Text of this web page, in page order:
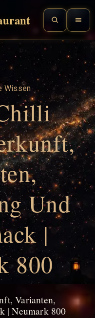
Wissen
Und
|
800
Varianten,
| Neumark 800